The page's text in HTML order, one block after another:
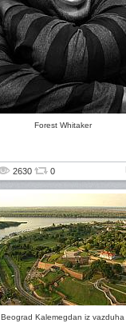
Forest Whitaker
2630 0
Beograd Kalemegdan iz vazduha